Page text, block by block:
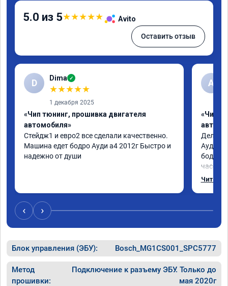
5.0 из 5★★★★★ Avito
Оставить отзыв
D Dima ✓
★★★★★
1 декабря 2025
«Чип тюнинг, прошивка двигателя
автомобиля»
Стейдж1 и евро2 все сделали качественно.
Машина едет бодро Ауди а4 2012г Быстро и
надежно от души
А
«Чип
Делал
как
Читать
‹ ›
Блок управления (ЭБУ): Bosch_MG1CS001_SPC5777
Метод
прошивки:
Подключение к разъему ЭБУ. Только до
мая 2020г